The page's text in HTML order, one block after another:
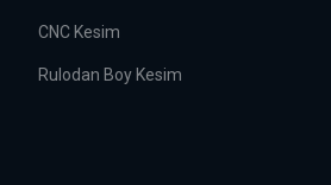
CNC Kesim
Rulodan Boy Kesim